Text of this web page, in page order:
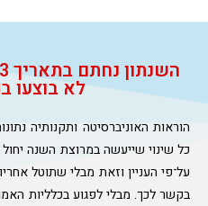
לא בוצעו
הוראות האוניברסיטה ותקנותיה
כל שינוי שייעשה במרוצת השנה
על־פי העניין וזאת מבלי שתוטל
בקשר לכך. מבלי לפגוע בכלליות